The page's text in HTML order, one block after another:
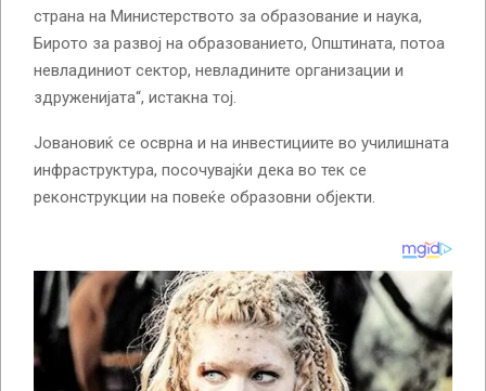
страна на Министерството за образование и наука,
Бирото за развој на образованието, Општината, потоа
невладиниот сектор, невладините организации и
здруженијата“, истакна тој.
Јовановиќ се осврна и на инвестициите во училишната
инфраструктура, посочувајќи дека во тек се
реконструкции на повеќе образовни објекти.